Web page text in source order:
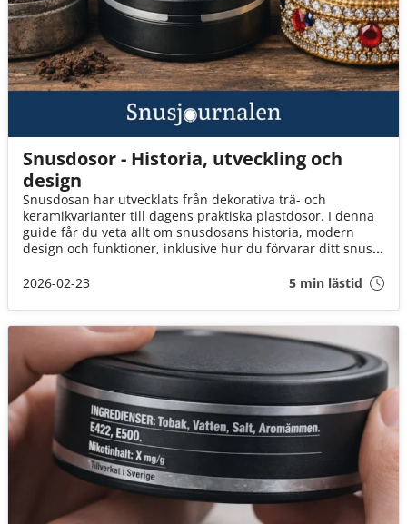
Snusdosor - Historia, utveckling och
design
Snusdosan har utvecklats från dekorativa trä- och
keramikvarianter till dagens praktiska plastdosor. I denna
guide får du veta allt om snusdosans historia, modern
design och funktioner, inklusive hur du förvarar ditt snus
2026-02-23
5 min lästid